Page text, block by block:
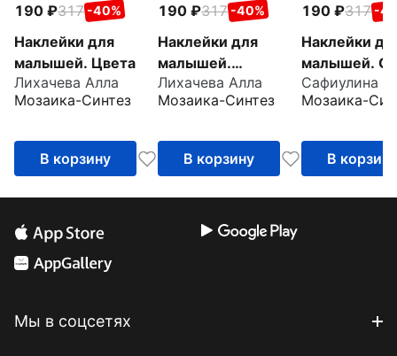
190 317 -40%
Наклейки для
малышей. Цвета
Лихачева Алла
Мозаика-Синтез
В корзину
190 317 -40%
Наклейки для
малышей.
Противоположност
и
Лихачева Алла
Мозаика-Синтез
В корзину
190 317 -
Наклейки
малышей.
много
Сафиулина
Мозаика-
В корзину
Мы в соцсетях